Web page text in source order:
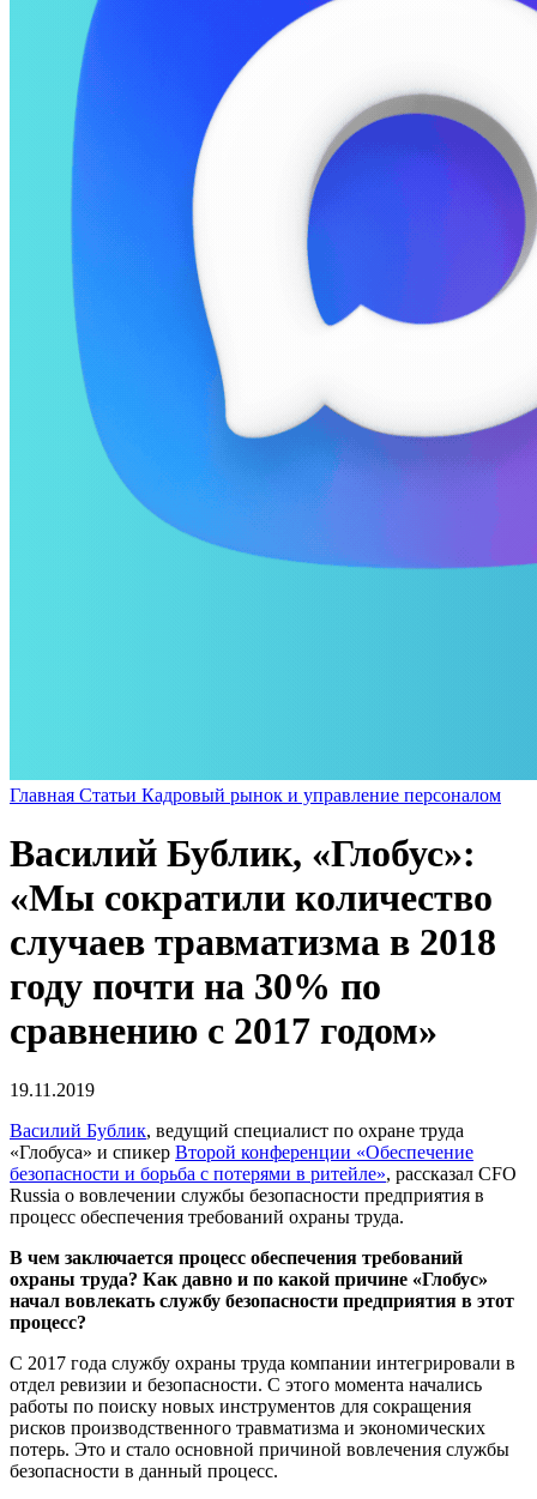
Главная Статьи Кадровый рынок и управление персоналом
Василий Бублик, «Глобус»:
«Мы сократили количество
случаев травматизма в 2018
году почти на 30% по
сравнению с 2017 годом»
19.11.2019
Василий Бублик, ведущий специалист по охране труда
«Глобуса» и спикер Второй конференции «Обеспечение
безопасности и борьба с потерями в ритейле», рассказал CFO
Russia о вовлечении службы безопасности предприятия в
процесс обеспечения требований охраны труда.
В чем заключается процесс обеспечения требований
охраны труда? Как давно и по какой причине «Глобус»
начал вовлекать службу безопасности предприятия в этот
процесс?
С 2017 года службу охраны труда компании интегрировали в
отдел ревизии и безопасности. С этого момента начались
работы по поиску новых инструментов для сокращения
рисков производственного травматизма и экономических
потерь. Это и стало основной причиной вовлечения службы
безопасности в данный процесс.